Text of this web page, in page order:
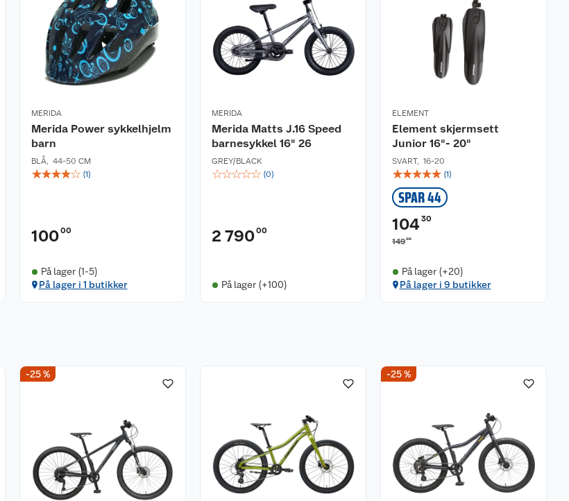
MERIDA
Merida Power sykkelhjelm
barn
BLÅ, 44-50 CM
☆☆☆☆☆ (1)
10000
På lager (1-5)
På lager i 1 butikker
MERIDA
Merida Matts J.16 Speed
barnesykkel 16" 26
GREY/BLACK
☆☆☆☆☆ (0)
2 79000
På lager (+100)
ELEMENT
Element skjermsett
Junior 16"- 20"
SVART, 16-20
☆☆☆☆☆ (1)
SPAR 44
10430
14900
På lager (+20)
På lager i 9 butikker
-25 % -25 %